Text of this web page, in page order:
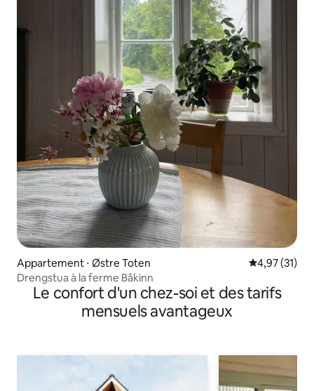
Appartement ⋅ Østre Toten Évaluation
4,97 (31)
Drengstua à la ferme Båkinn
Le confort d'un chez-soi et des tarifs
mensuels avantageux